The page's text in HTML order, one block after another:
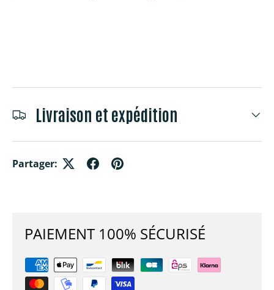
Livraison et expédition
Partager:
PAIEMENT 100% SÉCURISÉ